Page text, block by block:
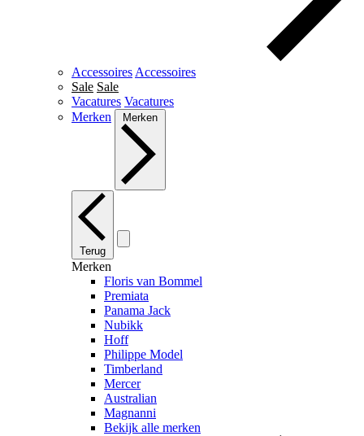
Accessoires Accessoires
Sale Sale
Vacatures Vacatures
Merken
Merken
Terug
Merken
Floris van Bommel
Premiata
Panama Jack
Nubikk
Hoff
Philippe Model
Timberland
Mercer
Australian
Magnanni
Bekijk alle merken